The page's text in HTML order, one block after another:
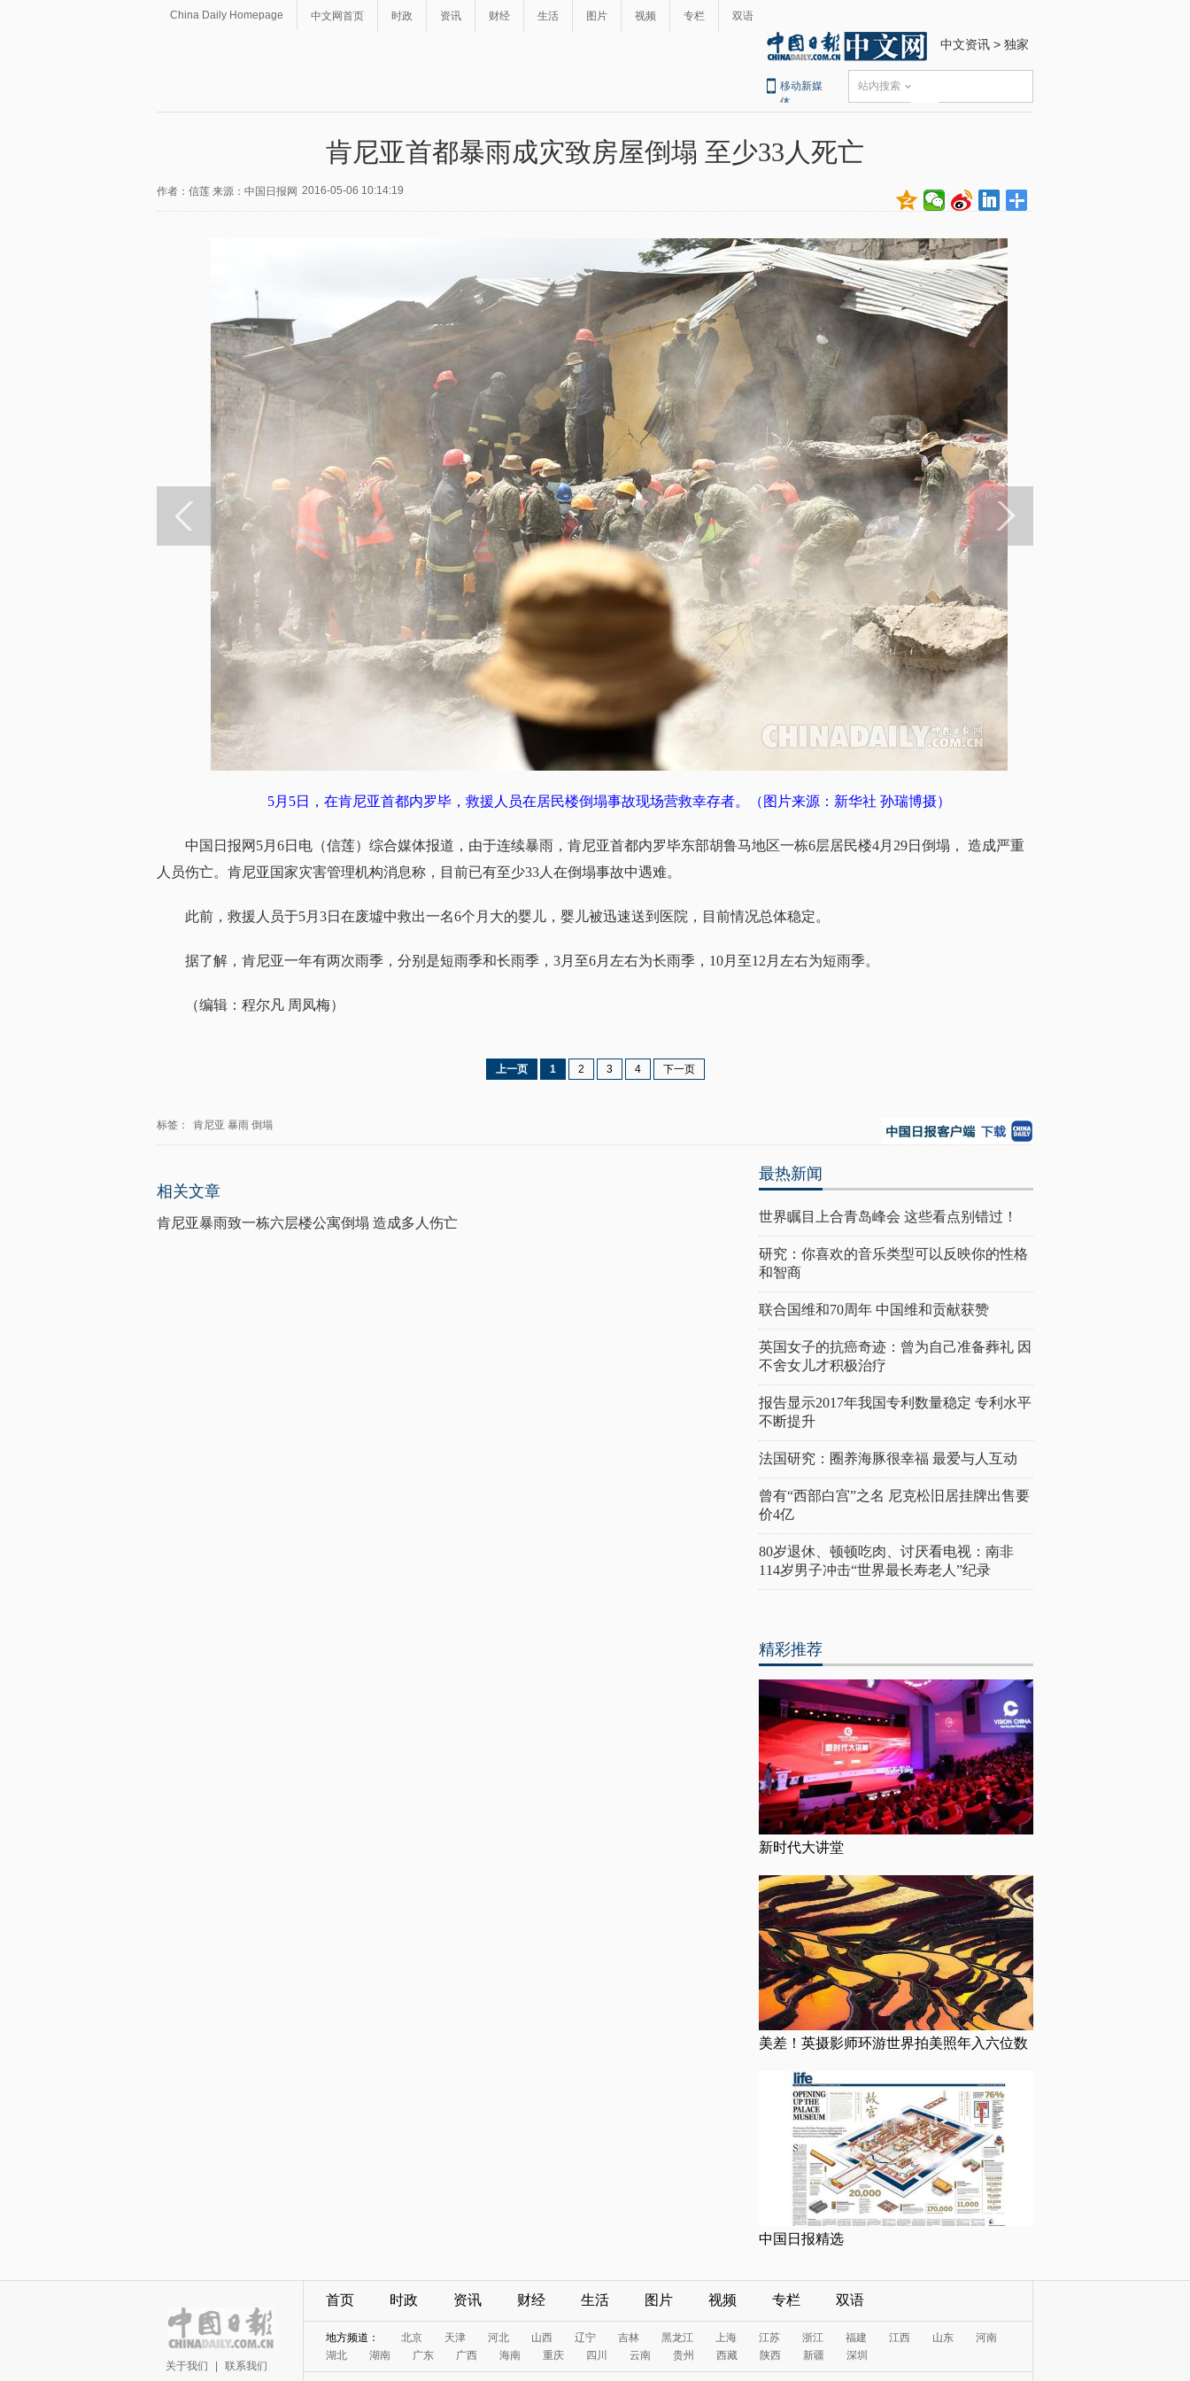
China Daily Homepage 中文网首页 时政 资讯 财经 生活 图片 视频 专栏 双语
中文资讯 > 独家
移动新媒
体
站内搜索
肯尼亚首都暴雨成灾致房屋倒塌 至少33人死亡
作者：信莲 来源：中国日报网 2016-05-06 10:14:19
5月5日，在肯尼亚首都内罗毕，救援人员在居民楼倒塌事故现场营救幸存者。（图片来源： 新华社 孙瑞博摄）
中国日报网5月6日电（信莲）综合媒体报道，由于连续暴雨，肯尼亚首都内罗毕东部胡鲁马地区一栋6层居民楼4月29日倒塌， 造成严重
人员伤亡。肯尼亚国家灾害管理机构消息称，目前已有至少33人在倒塌事故中遇难。
此前，救援人员于5月3日在废墟中救出一名6个月大的婴儿，婴儿被迅速送到医院，目前情况总体稳定。
据了解，肯尼亚一年有两次雨季，分别是短雨季和长雨季，3月至6月左右为长雨季，10月至12月左右为短雨季。
（编辑：程尔凡 周凤梅）
上一页 1 2 3 4 下一页
标签： 肯尼亚 暴雨 倒塌
相关文章
肯尼亚暴雨致一栋六层楼公寓倒塌 造成多人伤亡
最热新闻
世界瞩目上合青岛峰会 这些看点别错过！
研究：你喜欢的音乐类型可以反映你的性格
和智商
联合国维和70周年 中国维和贡献获赞
英国女子的抗癌奇迹：曾为自己准备葬礼 因
不舍女儿才积极治疗
报告显示2017年我国专利数量稳定 专利水平
不断提升
法国研究：圈养海豚很幸福 最爱与人互动
曾有“西部白宫”之名 尼克松旧居挂牌出售要
价4亿
80岁退休、顿顿吃肉、讨厌看电视：南非
114岁男子冲击“世界最长寿老人”纪录
精彩推荐
新时代大讲堂
美差！英摄影师环游世界拍美照年入六位数
中国日报精选
关于我们 联系我们
首页 时政 资讯 财经 生活 图片 视频 专栏 双语
地方频道： 北京 天津 河北 山西 辽宁 吉林 黑龙江 上海 江苏 浙江 福建 江西 山东
河南
湖北
湖南 广东 广西 海南 重庆 四川 云南 贵州 西藏 陕西 新疆 深圳